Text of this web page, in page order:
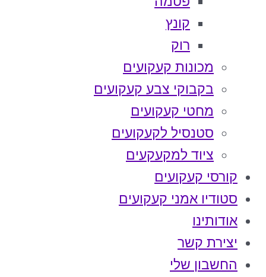
קונץ
רוק
מכונות קעקועים
בקבוקי צבע קעקועים
מחטי קעקועים
סטנסיל לקעקועים
ציוד למקעקעים
קורסי קעקועים
סטודיו אמני קעקועים
אודותינו
יצירת קשר
החשבון שלי